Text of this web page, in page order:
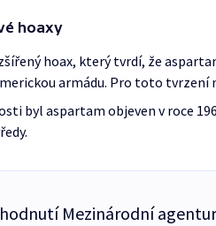
hoaxy
hoax, který tvrdí, že
armádu. Pro toto tvrzení
byl aspartam objeven v roce
Mezinárodní